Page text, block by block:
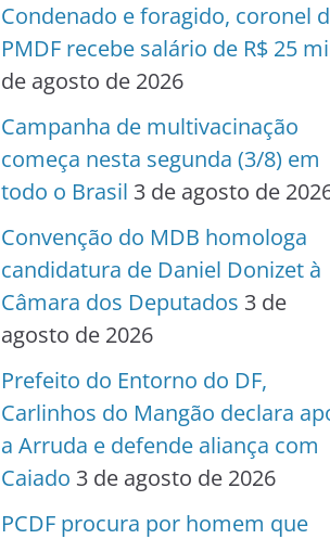
Condenado e foragido, coronel
PMDF recebe salário de R$ 25
de agosto de 2026
Campanha de multivacinação
começa nesta segunda (3/8) em
todo o Brasil 3 de agosto de
Convenção do MDB homologa
candidatura de Daniel Donizet à
Câmara dos Deputados 3 de
agosto de 2026
Prefeito do Entorno do DF,
Carlinhos do Mangão declara
a Arruda e defende aliança com
Caiado 3 de agosto de 2026
PCDF procura por homem que